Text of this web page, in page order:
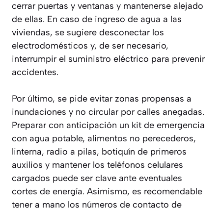
cerrar puertas y ventanas y mantenerse alejado
de ellas. En caso de ingreso de agua a las
viviendas, se sugiere desconectar los
electrodomésticos y, de ser necesario,
interrumpir el suministro eléctrico para prevenir
accidentes.
Por último, se pide evitar zonas propensas a
inundaciones y no circular por calles anegadas.
Preparar con anticipación un kit de emergencia
con agua potable, alimentos no perecederos,
linterna, radio a pilas, botiquín de primeros
auxilios y mantener los teléfonos celulares
cargados puede ser clave ante eventuales
cortes de energía. Asimismo, es recomendable
tener a mano los números de contacto de